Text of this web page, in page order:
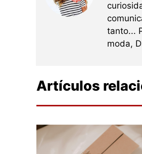
tanto...
moda,
Artículos